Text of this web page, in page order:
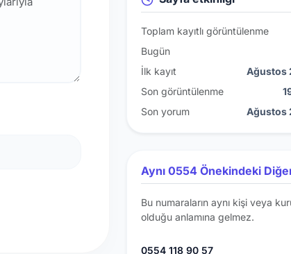
Toplam kayıtlı görüntülenme
Bugün
İlk kayıt
Ağustos
Son görüntülenme
Son yorum
Ağustos
Aynı 0554 Önekindeki
Bu numaraların aynı kişi veya
olduğu anlamına gelmez.
0554 118 90 57